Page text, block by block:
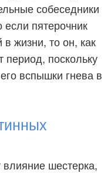
собеседники
пятерочник
жизни, то он, как
период, поскольку
вспышки гнева в
влияние шестерка,